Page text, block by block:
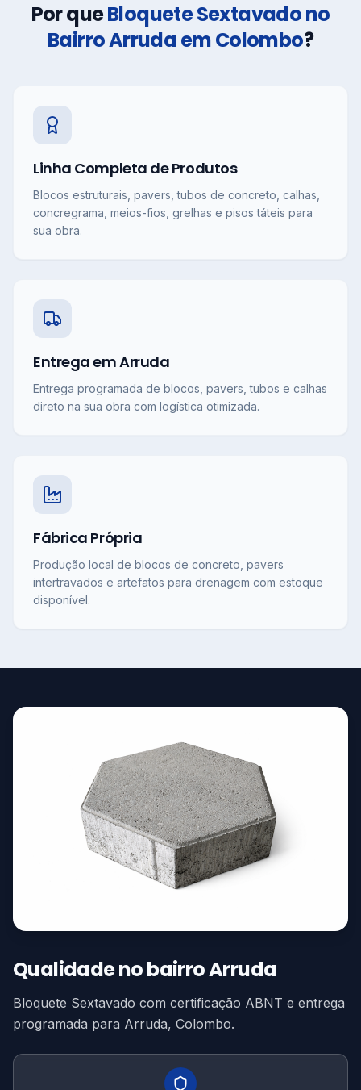
Por queBloquete Sextavado no
Bairro Arruda em Colombo?
Linha Completa de Produtos
Blocos estruturais, pavers, tubos de concreto, calhas,
concregrama, meios-fios, grelhas e pisos táteis para
sua obra.
Entrega em Arruda
Entrega programada de blocos, pavers, tubos e calhas
direto na sua obra com logística otimizada.
Fábrica Própria
Produção local de blocos de concreto, pavers
intertravados e artefatos para drenagem com estoque
disponível.
Qualidade no bairro Arruda
Bloquete Sextavado com certificação ABNT e entrega
programada para Arruda, Colombo.